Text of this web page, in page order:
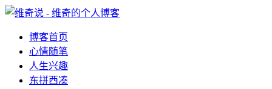
博客首页
心情随笔
人生兴趣
东拼西凑